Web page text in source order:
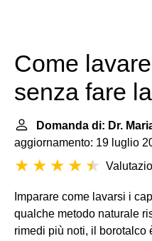
Come
senza fare
Domanda di: Dr.
aggiornamento: 19 luglio
Imparare come lavarsi i
qualche metodo naturale
rimedi più noti, il borotalco